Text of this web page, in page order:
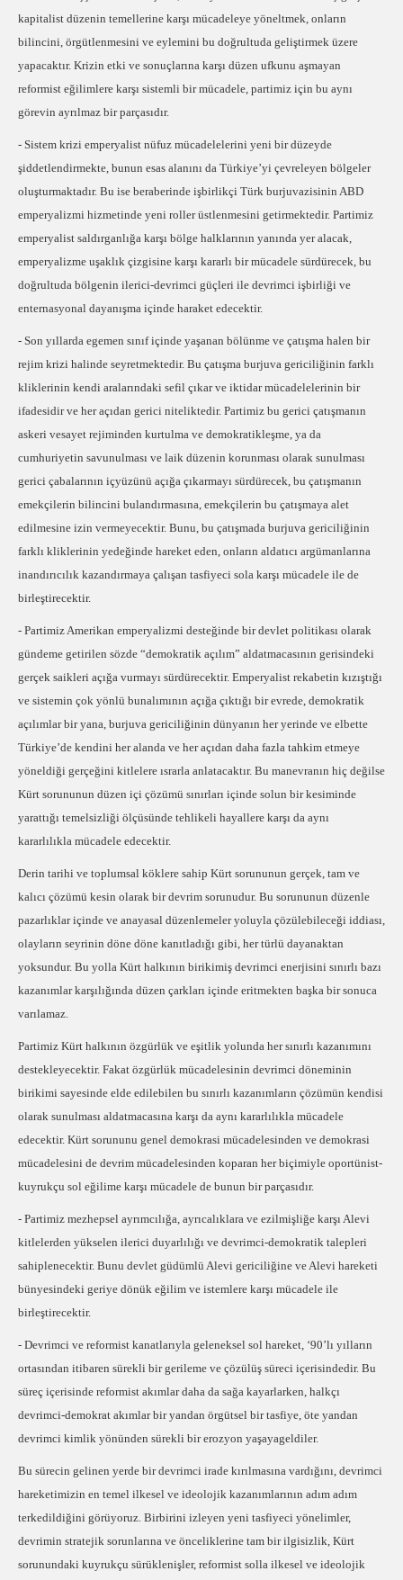
kapitalist düzenin temellerine karşı mücadeleye yöneltmek, onların
bilincini, örgütlenmesini ve eylemini bu doğrultuda geliştirmek üzere
yapacaktır. Krizin etki ve sonuçlarına karşı düzen ufkunu aşmayan
reformist eğilimlere karşı sistemli bir mücadele, partimiz için bu aynı
görevin ayrılmaz bir parçasıdır.
- Sistem krizi emperyalist nüfuz mücadelelerini yeni bir düzeyde
şiddetlendirmekte, bunun esas alanını da Türkiye’yi çevreleyen bölgeler
oluşturmaktadır. Bu ise beraberinde işbirlikçi Türk burjuvazisinin ABD
emperyalizmi hizmetinde yeni roller üstlenmesini getirmektedir. Partimiz
emperyalist saldırganlığa karşı bölge halklarının yanında yer alacak,
emperyalizme uşaklık çizgisine karşı kararlı bir mücadele sürdürecek, bu
doğrultuda bölgenin ilerici-devrimci güçleri ile devrimci işbirliği ve
enternasyonal dayanışma içinde haraket edecektir.
- Son yıllarda egemen sınıf içinde yaşanan bölünme ve çatışma halen bir
rejim krizi halinde seyretmektedir. Bu çatışma burjuva gericiliğinin farklı
kliklerinin kendi aralarındaki sefil çıkar ve iktidar mücadelelerinin bir
ifadesidir ve her açıdan gerici niteliktedir. Partimiz bu gerici çatışmanın
askeri vesayet rejiminden kurtulma ve demokratikleşme, ya da
cumhuriyetin savunulması ve laik düzenin korunması olarak sunulması
gerici çabalarının içyüzünü açığa çıkarmayı sürdürecek, bu çatışmanın
emekçilerin bilincini bulandırmasına, emekçilerin bu çatışmaya alet
edilmesine izin vermeyecektir. Bunu, bu çatışmada burjuva gericiliğinin
farklı kliklerinin yedeğinde hareket eden, onların aldatıcı argümanlarına
inandırıcılık kazandırmaya çalışan tasfiyeci sola karşı mücadele ile de
birleştirecektir.
- Partimiz Amerikan emperyalizmi desteğinde bir devlet politikası olarak
gündeme getirilen sözde “demokratik açılım” aldatmacasının gerisindeki
gerçek saikleri açığa vurmayı sürdürecektir. Emperyalist rekabetin kızıştığı
ve sistemin çok yönlü bunalımının açığa çıktığı bir evrede, demokratik
açılımlar bir yana, burjuva gericiliğinin dünyanın her yerinde ve elbette
Türkiye’de kendini her alanda ve her açıdan daha fazla tahkim etmeye
yöneldiği gerçeğini kitlelere ısrarla anlatacaktır. Bu manevranın hiç değilse
Kürt sorununun düzen içi çözümü sınırları içinde solun bir kesiminde
yarattığı temelsizliği ölçüsünde tehlikeli hayallere karşı da aynı
kararlılıkla mücadele edecektir.
Derin tarihi ve toplumsal köklere sahip Kürt sorununun gerçek, tam ve
kalıcı çözümü kesin olarak bir devrim sorunudur. Bu sorununun düzenle
pazarlıklar içinde ve anayasal düzenlemeler yoluyla çözülebileceği iddiası,
olayların seyrinin döne döne kanıtladığı gibi, her türlü dayanaktan
yoksundur. Bu yolla Kürt halkının birikimiş devrimci enerjisini sınırlı bazı
kazanımlar karşılığında düzen çarkları içinde eritmekten başka bir sonuca
varılamaz.
Partimiz Kürt halkının özgürlük ve eşitlik yolunda her sınırlı kazanımını
destekleyecektir. Fakat özgürlük mücadelesinin devrimci döneminin
birikimi sayesinde elde edilebilen bu sınırlı kazanımların çözümün kendisi
olarak sunulması aldatmacasına karşı da aynı kararlılıkla mücadele
edecektir. Kürt sorununu genel demokrasi mücadelesinden ve demokrasi
mücadelesini de devrim mücadelesinden koparan her biçimiyle oportünist-
kuyrukçu sol eğilime karşı mücadele de bunun bir parçasıdır.
- Partimiz mezhepsel ayrımcılığa, ayrıcalıklara ve ezilmişliğe karşı Alevi
kitlelerden yükselen ilerici duyarlılığı ve devrimci-demokratik talepleri
sahiplenecektir. Bunu devlet güdümlü Alevi gericiliğine ve Alevi hareketi
bünyesindeki geriye dönük eğilim ve istemlere karşı mücadele ile
birleştirecektir.
- Devrimci ve reformist kanatlarıyla geleneksel sol hareket, ‘90’lı yılların
ortasından itibaren sürekli bir gerileme ve çözülüş süreci içerisindedir. Bu
süreç içerisinde reformist akımlar daha da sağa kayarlarken, halkçı
devrimci-demokrat akımlar bir yandan örgütsel bir tasfiye, öte yandan
devrimci kimlik yönünden sürekli bir erozyon yaşayageldiler.
Bu sürecin gelinen yerde bir devrimci irade kırılmasına vardığını, devrimci
hareketimizin en temel ilkesel ve ideolojik kazanımlarının adım adım
terkedildiğini görüyoruz. Birbirini izleyen yeni tasfiyeci yönelimler,
devrimin stratejik sorunlarına ve önceliklerine tam bir ilgisizlik, Kürt
sorunundaki kuyrukçu sürüklenişler, reformist solla ilkesel ve ideolojik